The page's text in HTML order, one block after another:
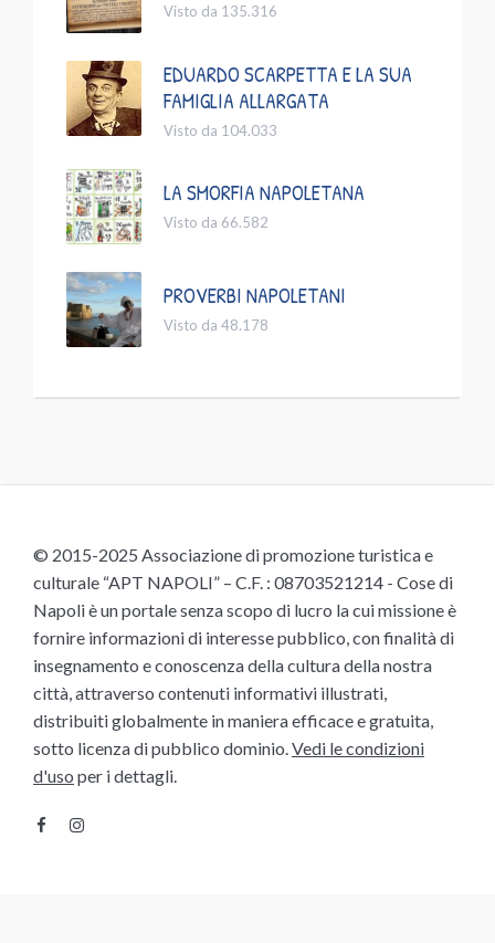
Visto da 135.316
EDUARDO SCARPETTA E LA SUA
FAMIGLIA ALLARGATA
Visto da 104.033
LA SMORFIA NAPOLETANA
Visto da 66.582
PROVERBI NAPOLETANI
Visto da 48.178
© 2015-2025 Associazione di promozione turistica e
culturale “APT NAPOLI” – C.F. : 08703521214 - Cose di
Napoli è un portale senza scopo di lucro la cui missione è
fornire informazioni di interesse pubblico, con finalità di
insegnamento e conoscenza della cultura della nostra
città, attraverso contenuti informativi illustrati,
distribuiti globalmente in maniera efficace e gratuita,
sotto licenza di pubblico dominio. Vedi le condizioni
d'uso per i dettagli.